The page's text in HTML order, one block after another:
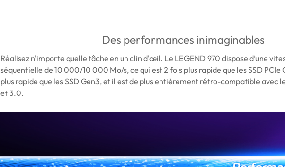
Des performances inimaginables
Réalisez n'importe quelle tâche en un clin d'œil. Le LEGEND 970 dispose d’une
séquentielle de 10 000/10 000 Mo/s, ce qui est 2 fois plus rapide que les SSD PCIe
plus rapide que les SSD Gen3, et il est de plus entièrement rétro-compatible avec
et 3.0.